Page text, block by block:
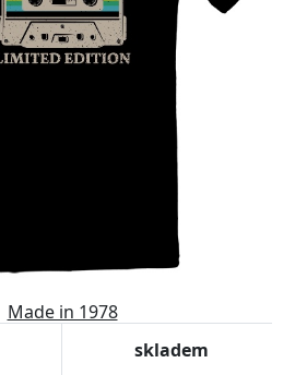
Made in 1978
skladem